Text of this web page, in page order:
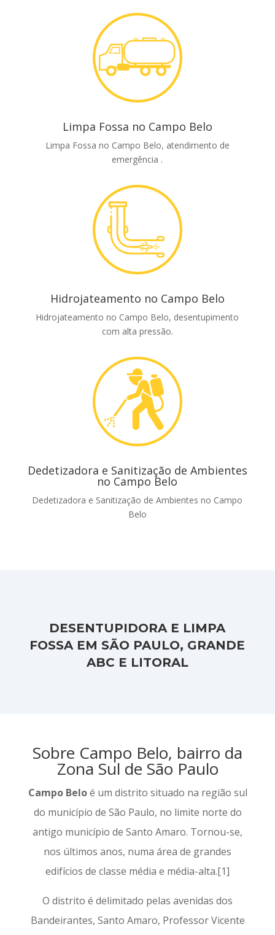
Limpa Fossa no Campo Belo
Limpa Fossa no Campo Belo, atendimento de
emergência .
Hidrojateamento no Campo Belo
Hidrojateamento no Campo Belo, desentupimento
com alta pressão.
Dedetizadora e Sanitização de Ambientes
no Campo Belo
Dedetizadora e Sanitização de Ambientes no Campo
Belo
DESENTUPIDORA E LIMPA
FOSSA EM SÃO PAULO, GRANDE
ABC E LITORAL
Sobre Campo Belo, bairro da
Zona Sul de São Paulo
Campo Beloé um distrito situado na região sul
do município de São Paulo, no limite norte do
antigo município de Santo Amaro. Tornou-se,
nos últimos anos, numa área de grandes
edifícios de classe média e média-alta.[1]
O distrito é delimitado pelas avenidas dos
Bandeirantes, Santo Amaro, Professor Vicente